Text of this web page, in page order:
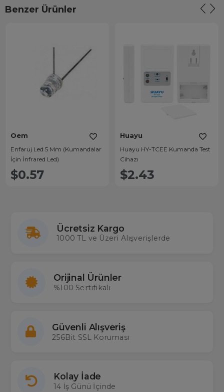
Benzer Ürünler
Oem
Enfaruj Led 5 Mm (Kumandalar
İçin İnfrared Led)
$0.57
Huayu
Huayu HY-TCEE Kumanda Test
Cihazı
$2.43
Ücretsiz Kargo
1000 TL ve Üzeri Alışverişlerde
Orijinal Ürünler
%100 Sertifikalı
Güvenli Alışveriş
256Bit SSL Koruması
Kolay İade
14 İş Günü İçinde